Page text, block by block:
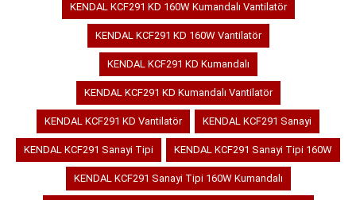
KENDAL KCF291 KD 160W Kumandalı Vantilatör
KENDAL KCF291 KD 160W Vantilatör
KENDAL KCF291 KD Kumandalı
KENDAL KCF291 KD Kumandalı Vantilatör
KENDAL KCF291 KD Vantilatör KENDAL KCF291 Sanayi
KENDAL KCF291 Sanayi Tipi KENDAL KCF291 Sanayi Tipi 160W
KENDAL KCF291 Sanayi Tipi 160W Kumandalı